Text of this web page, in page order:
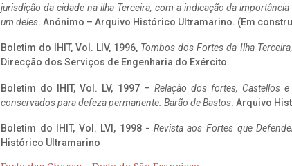
jurisdição da cidade na ilha Terceira, com a indicação da
um deles. Anónimo – Arquivo Histórico Ultramarino. (Em
Boletim do IHIT, Vol. LIV, 1996, Tombos dos Fortes da Ilha Terceira,
Direcção dos Serviços de Engenharia do Exército.
Boletim do IHIT, Vol. LV, 1997 – Relação dos fortes, Castellos
conservados para defeza permanente. Barão de Bastos. Arquivo
Boletim do IHIT, Vol. LVI, 1998 - Revista aos Fortes que
Histórico Ultramarino